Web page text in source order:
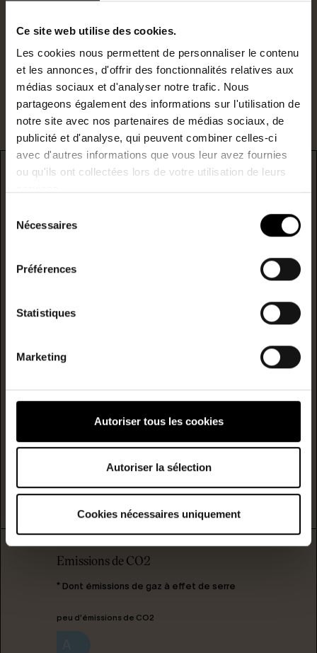
Ce site web utilise des cookies.
Les cookies nous permettent de personnaliser le contenu
et les annonces, d'offrir des fonctionnalités relatives aux
médias sociaux et d'analyser notre trafic. Nous
partageons également des informations sur l'utilisation de
notre site avec nos partenaires de médias sociaux, de
publicité et d'analyse, qui peuvent combiner celles-ci
avec d'autres informations que vous leur avez fournies
ou qu'ils ont collectées lors de votre utilisation de leurs
Nécessaires
Préférences
Statistiques
Marketing
Autoriser tous les cookies
Autoriser la sélection
Cookies nécessaires uniquement
a.brochard@lestoits.fr
Je suis intéressé par ce bien.
Consommation
276 60 E
F
G
Emissions de CO2
* Dont émissions de gaz à effet de serre
peu d'émissions de CO2